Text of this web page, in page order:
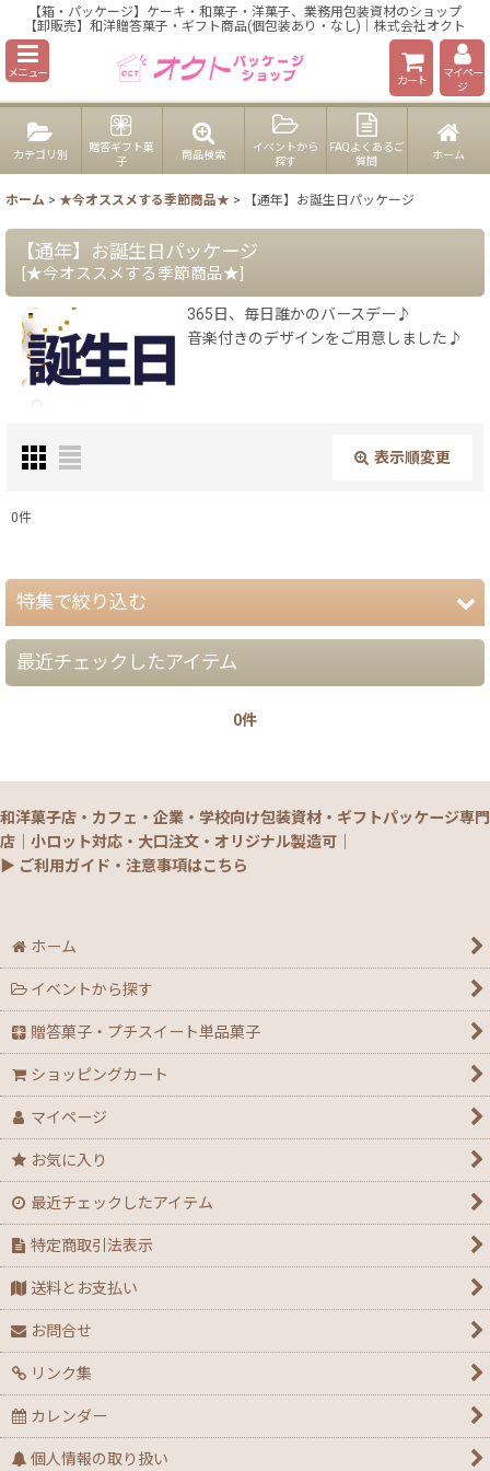
【箱・パッケージ】ケーキ・和菓子・洋菓子、業務用包装資材のショップ
【卸販売】和洋贈答菓子・ギフト商品(個包装あり・なし)｜株式会社オクト
メニュー
カート
マイペー
ジ
カテゴリ別
贈答ギフト菓
子
商品検索
イベントから
探す
FAQよくあるご
質問
ホーム
ホーム > ★今オススメする季節商品★ > 【通年】お誕生日パッケージ
【通年】お誕生日パッケージ
[★今オススメする季節商品★]
365日、毎日誰かのバースデー♪
音楽付きのデザインをご用意しました♪
表示順変更
在庫あり
並び順:
絞り込む
0件
特集で絞り込む
【夏】さわやかパッケージ
【銘菓撰29・秋冬】洋菓子ギフト（贈答）
【銘菓撰29・秋冬】菓子単品・プチギフト
【秋】秋のおすすめパッケージ
【ハロウィン】★全力応援★グッズ★
【アウトレット】ハロウィン
【２０２６年】クリスマスデコ箱・ノエル箱・トレー
【クリスマス】ミニデコ箱トレー付き＜3号 4号 4.5
【クリスマス】ノエル箱
【クリスマス】★全力応援！X’masグッズ
最近チェックしたアイテム
0件
和洋菓子店・カフェ・企業・学校向け包装資材・ギフトパッケージ専門
店｜小ロット対応・大口注文・オリジナル製造可｜
▶ ご利用ガイド・注意事項はこちら
ホーム
イベントから探す
贈答菓子・プチスイート単品菓子
ショッピングカート
マイページ
お気に入り
最近チェックしたアイテム
特定商取引法表示
送料とお支払い
お問合せ
リンク集
カレンダー
個人情報の取り扱い